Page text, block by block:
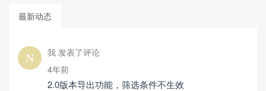
最新动态
我 发表了评论
4年前
2.0版本导出功能，筛选条件不生效